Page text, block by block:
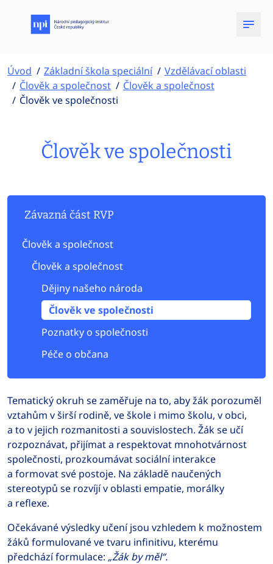
Úvod Základní škola speciální
Vzdělávací oblasti
Člověk a společnost
Člověk a společnost
Člověk ve společnosti
Člověk ve společnosti
Závazná část RVP
Člověk a společnost
Člověk a společnost
Dějiny našeho národa
Člověk ve společnosti
Poznatky o společnosti
Péče o občana
Tematický okruh se zaměřuje na to, aby žák porozuměl
vztahům v širší rodině, ve škole i mimo školu, v obci,
a to v jejich rozmanitosti a souvislostech. Žák se učí
rozpoznávat, přijímat a respektovat mnohotvárnost
společnosti, prozkoumávat sociální interakce
a formovat své postoje. Na základě naučených
stereotypů se rozvíjí v oblasti empatie, morálky
a reflexe.
Očekávané výsledky učení jsou vzhledem k možnostem
žáků formulované ve tvaru infinitivu, kterému
předchází formulace: „Žák by měl“.